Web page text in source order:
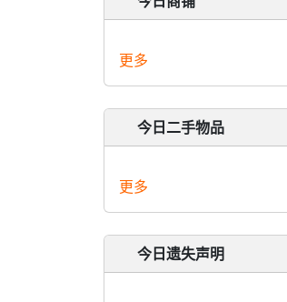
更多
今日二手物品
更多
今日遗失声明